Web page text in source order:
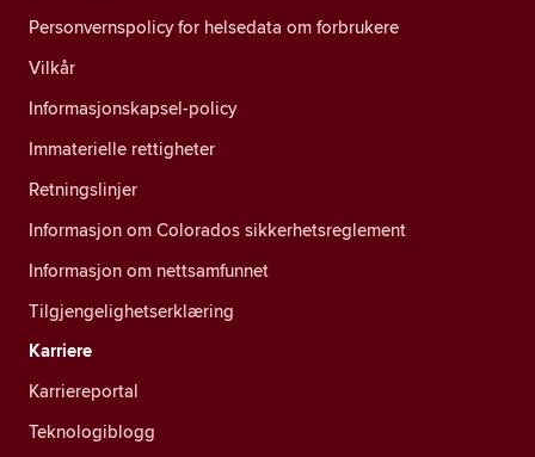
Personvernspolicy for helsedata om forbrukere
Vilkår
Informasjonskapsel-policy
Immaterielle rettigheter
Retningslinjer
Informasjon om Colorados sikkerhetsreglement
Informasjon om nettsamfunnet
Tilgjengelighetserklæring
Karriere
Karriereportal
Teknologiblogg